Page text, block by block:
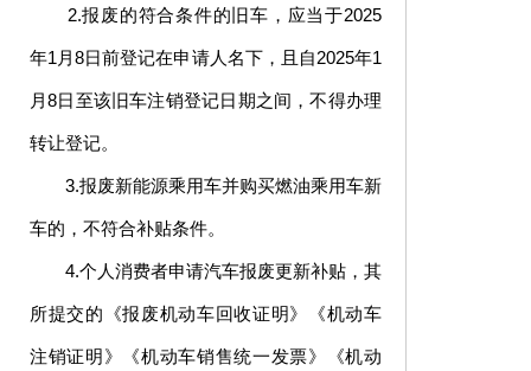
2.报废的符合条件的旧车，应当于2025
年1月8日前登记在申请人名下，且自2025年1
月8日至该旧车注销登记日期之间，不得办理
转让登记。
3.报废新能源乘用车并购买燃油乘用车新
车的，不符合补贴条件。
4.个人消费者申请汽车报废更新补贴，其
所提交的《报废机动车回收证明》《机动车
注销证明》《机动车销售统一发票》《机动